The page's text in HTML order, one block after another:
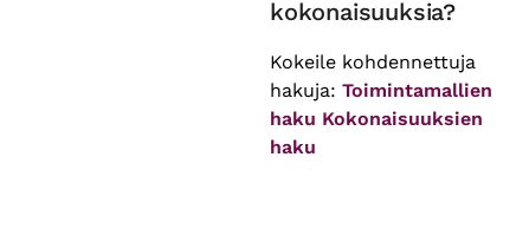
kokonaisuuksia?
Kokeile kohdennettuja
hakuja: Toimintamallien
haku Kokonaisuuksien
haku